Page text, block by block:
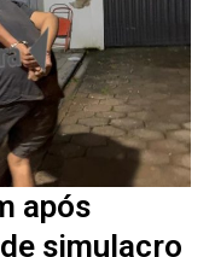
após
simulacro